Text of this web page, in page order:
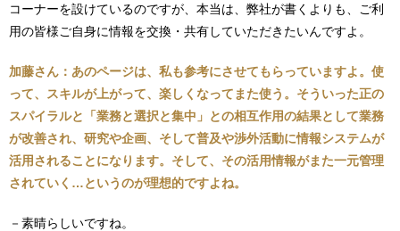
コーナーを設けているのですが、本当は、弊社が書くよりも、ご利
用の皆様ご自身に情報を交換・共有していただきたいんですよ。
加藤さん：あのページは、私も参考にさせてもらっていますよ。使
って、スキルが上がって、楽しくなってまた使う。そういった正の
スパイラルと「業務と選択と集中」との相互作用の結果として業務
が改善され、研究や企画、そして普及や渉外活動に情報システムが
活用されることになります。そして、その活用情報がまた一元管理
されていく…というのが理想的ですよね。
－素晴らしいですね。